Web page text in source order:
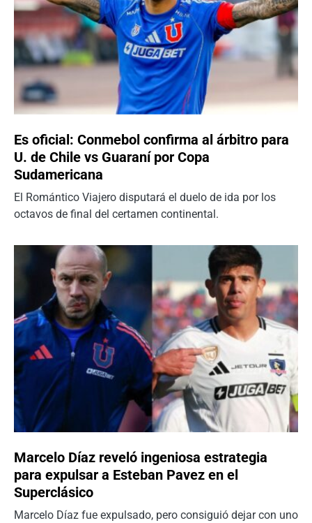
Es oficial: Conmebol confirma al árbitro para
U. de Chile vs Guaraní por Copa
Sudamericana
El Romántico Viajero disputará el duelo de ida por los
octavos de final del certamen continental.
Marcelo Díaz reveló ingeniosa estrategia
para expulsar a Esteban Pavez en el
Superclásico
Marcelo Díaz fue expulsado, pero consiguió dejar con uno